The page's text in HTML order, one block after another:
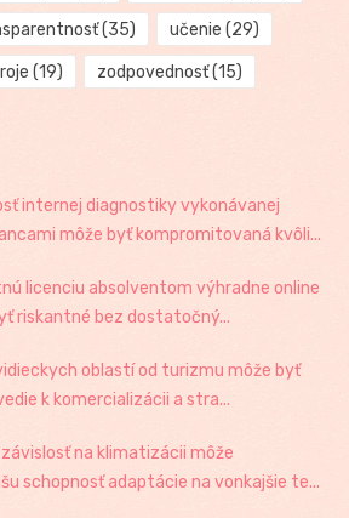
(35) učenie (29)
(19) zodpovednosť(15)
internej diagnostiky vykonávanej
môže byť kompromitovaná kvôli...
licenciu absolventom výhradne online
riskantné bez dostatočný...
oblastí od turizmu môže byť
k komercializácii a stra...
na klimatizácii môže
schopnosť adaptácie na vonkajšie te...